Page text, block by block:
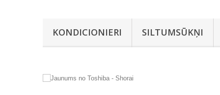
KONDICIONIERI SILTUMSŪKŅI